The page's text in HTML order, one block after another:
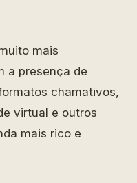
mais
a presença de
chamativos,
virtual e outros
mais rico e